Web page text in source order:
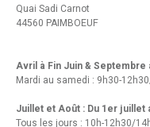
Quai Sadi Carnot
44560 PAIMBOEUF
Avril à Fin Juin &
Mardi au samedi : 9h30-
Juillet et Août : Du 1er juillet
Tous les jours : 10h-12h30/